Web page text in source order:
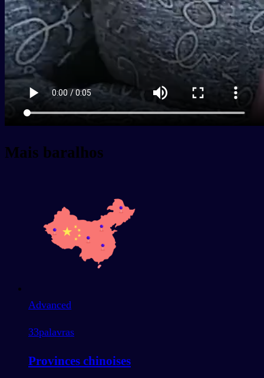
Mais baralhos
Advanced
33palavras
Provinces chinoises